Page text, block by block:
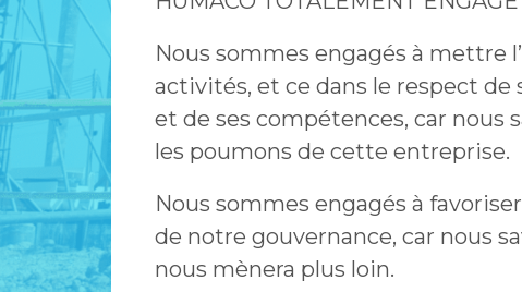
Nous sommes engagés à mettre
activités, et ce dans le respect de
et de ses compétences, car nous
les poumons de cette entreprise.
Nous sommes engagés à
de notre gouvernance, car nous
nous mènera plus loin.